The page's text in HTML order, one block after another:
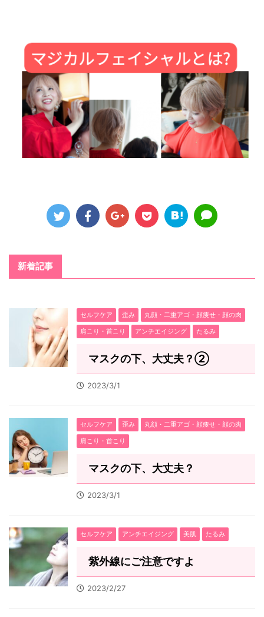
新着記事
セルフケア 歪み
丸顔・二重アゴ・顔痩せ・顔の肉
肩こり・首こり
アンチエイジング たるみ
マスクの下、大丈夫？②
2023/3/1
セルフケア 歪み
丸顔・二重アゴ・顔痩せ・顔の肉
肩こり・首こり
マスクの下、大丈夫？
2023/3/1
セルフケア アンチエイジング 美肌 たるみ
紫外線にご注意ですよ
2023/2/27